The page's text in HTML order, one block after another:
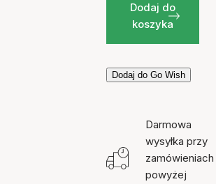
Dodaj do
koszyka
Dodaj do Go Wish
Darmowa
wysyłka przy
zamówieniach
powyżej